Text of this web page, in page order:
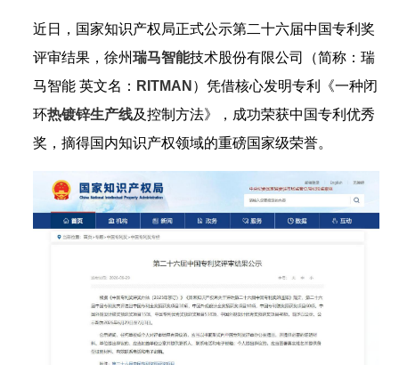
近日，国家知识产权局正式公示第二十六届中国专利奖
评审结果，徐州瑞马智能技术股份有限公司（简称：瑞
马智能 英文名： RITMAN ）凭借核心发明专利《一种闭
环热镀锌生产线及控制方法》，成功荣获中国专利优秀
奖，摘得国内知识产权领域的重磅国家级荣誉。